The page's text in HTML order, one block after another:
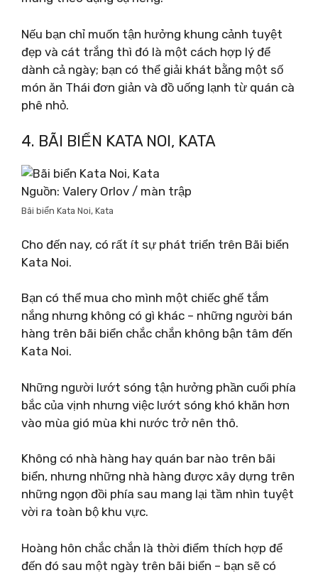
Nếu bạn chỉ muốn tận hưởng khung cảnh tuyệt
đẹp và cát trắng thì đó là một cách hợp lý để
dành cả ngày; bạn có thể giải khát bằng một số
món ăn Thái đơn giản và đồ uống lạnh từ quán cà
phê nhỏ.
4. BÃI BIỂN KATA NOI, KATA
Nguồn: Valery Orlov / màn trập
Bãi biển Kata Noi, Kata
Cho đến nay, có rất ít sự phát triển trên Bãi biển
Kata Noi.
Bạn có thể mua cho mình một chiếc ghế tắm
nắng nhưng không có gì khác – những người bán
hàng trên bãi biển chắc chắn không bận tâm đến
Kata Noi.
Những người lướt sóng tận hưởng phần cuối phía
bắc của vịnh nhưng việc lướt sóng khó khăn hơn
vào mùa gió mùa khi nước trở nên thô.
Không có nhà hàng hay quán bar nào trên bãi
biển, nhưng những nhà hàng được xây dựng trên
những ngọn đồi phía sau mang lại tầm nhìn tuyệt
vời ra toàn bộ khu vực.
Hoàng hôn chắc chắn là thời điểm thích hợp để
đến đó sau một ngày trên bãi biển – bạn sẽ có